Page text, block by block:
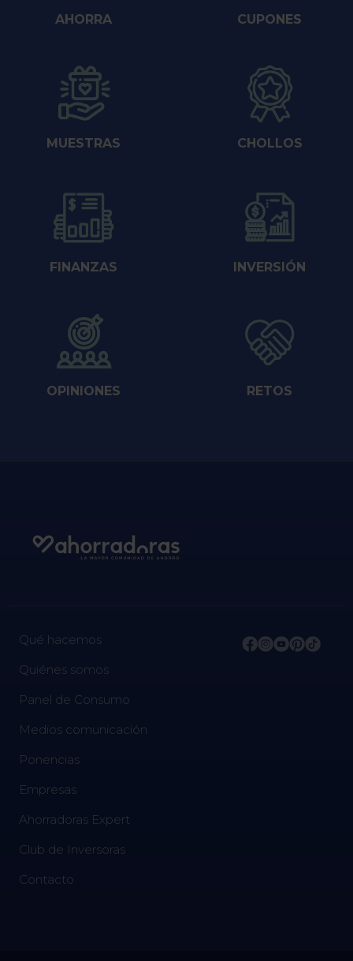
AHORRA CUPONES
MUESTRAS CHOLLOS
FINANZAS INVERSIÓN
OPINIONES RETOS
Qué hacemos
Quiénes somos
Panel de Consumo
Medios comunicación
Ponencias
Empresas
Ahorradoras Expert
Club de Inversoras
Contacto